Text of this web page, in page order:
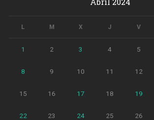
L M X J V
1 2 3 4 5
8 9 10 11 12
15 16 17 18 19
22 23 24 25 26